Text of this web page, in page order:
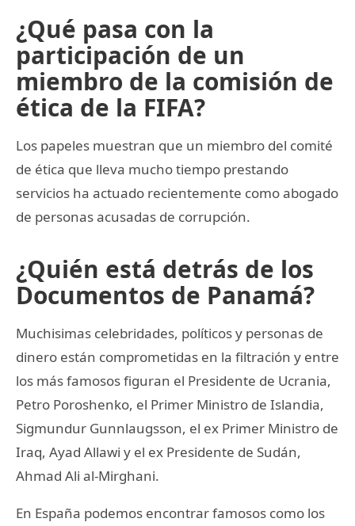
¿Qué pasa con la
participación de un
miembro de la comisión de
ética de la FIFA?
Los papeles muestran que un miembro del comité
de ética que lleva mucho tiempo prestando
servicios ha actuado recientemente como abogado
de personas acusadas de corrupción.
¿Quién está detrás de los
Documentos de Panamá?
Muchisimas celebridades, políticos y personas de
dinero están comprometidas en la filtración y entre
los más famosos figuran el Presidente de Ucrania,
Petro Poroshenko, el Primer Ministro de Islandia,
Sigmundur Gunnlaugsson, el ex Primer Ministro de
Iraq, Ayad Allawi y el ex Presidente de Sudán,
Ahmad Ali al-Mirghani.
En España podemos encontrar famosos como los